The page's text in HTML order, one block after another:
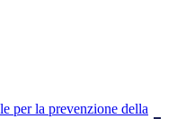
per la prevenzione della